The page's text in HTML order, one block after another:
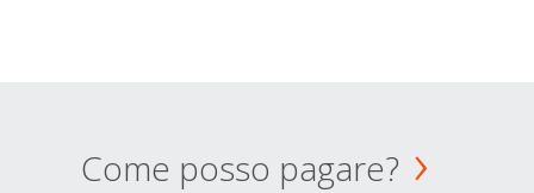
Come posso pagare?